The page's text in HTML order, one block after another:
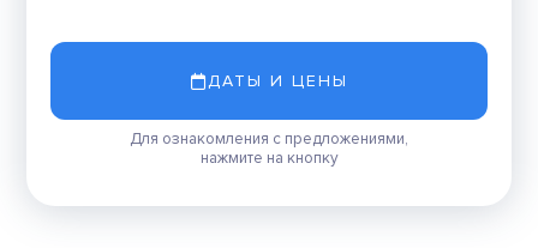
ДАТЫ И ЦЕНЫ
Для ознакомления с предложениями,
нажмите на кнопку